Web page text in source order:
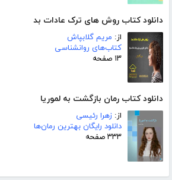
دانلود کتاب روش های ترک عادات بد
از: مریم گلابپاش
کتاب‌های روانشناسی
۱۳ صفحه
دانلود کتاب رمان بازگشت به لموریا
از: زهرا رئیسی
دانلود رایگان بهترین رمان‌ها
۳۳۳ صفحه